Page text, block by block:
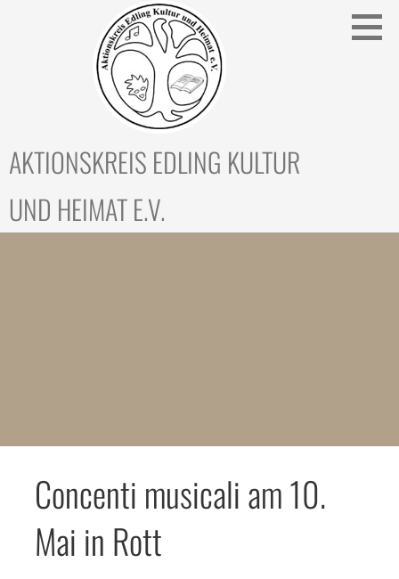
AKTIONSKREIS EDLING KULTUR
UND HEIMAT E.V.
Concenti musicali am 10.
Mai in Rott